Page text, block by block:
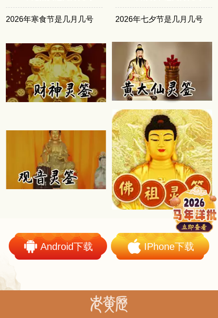
2026年寒食节是几月几号 2026年七夕节是几月几号
Android下载 IPhone下载